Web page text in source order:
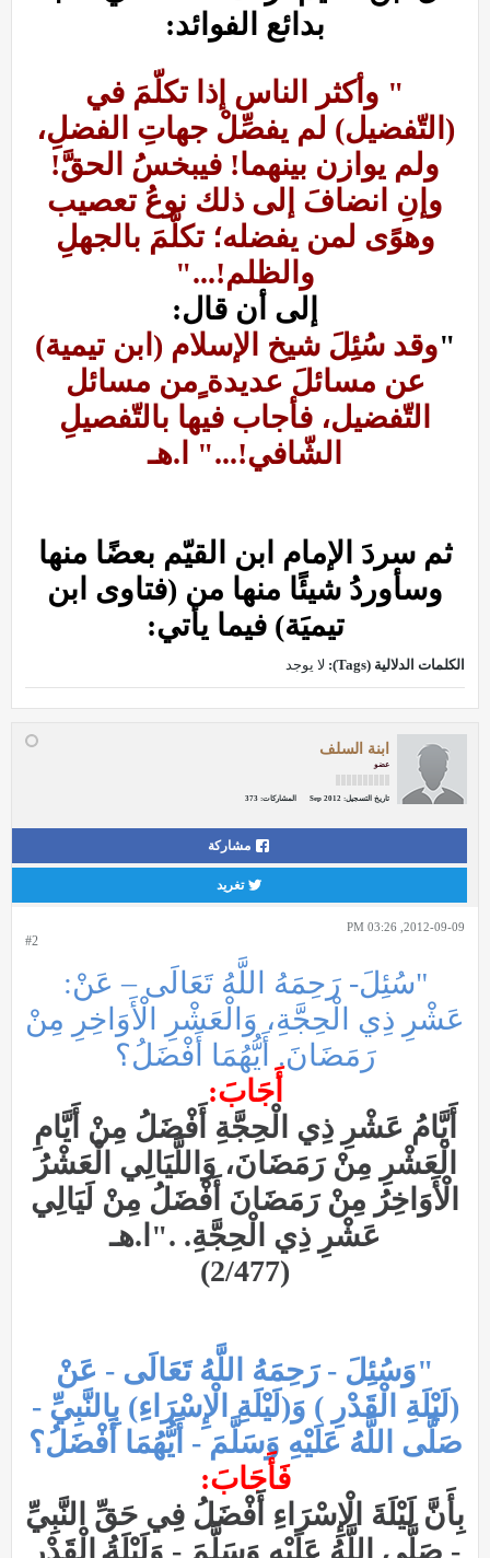
بدائع الفوائد:
" وأكثر الناس إذا تكلّمَ في
(التّفضيل) لم يفصِّلْ جهاتِ الفضلِ،
ولم يوازن بينهما! فيبخسُ الحقَّ!
وإنِ انضافَ إلى ذلك نوعُ تعصيب
وهوًى لمن يفضله؛ تكلَّمَ بالجهلِ
والظلم!..."
إلى أن قال:
"وقد سُئِلَ شيخ الإسلام (ابن تيمية)
عن مسائلَ عديدة ٍمن مسائل
التّفضيل، فأجاب فيها بالتّفصيلِ
الشّافي!..." ا.هـ
ثم سردَ الإمام ابن القيّم بعضًا منها
وسأوردُ شيئًا منها من (فتاوى ابن
تيميَة) فيما يأتي:
الكلمات الدلالية (Tags): لا يوجد
ابنة السلف
عضو
تاريخ التسجيل: Sep 2012 المشاركات: 373
مشاركة
تغريد
#2
2012-09-09, 03:26 PM
"سُئِلَ- رَحِمَهُ اللَّهُ تَعَالَى – عَنْ:
عَشْرِ ذِي الْحِجَّةِ، وَالْعَشْرِ الْأَوَاخِرِ مِنْ
رَمَضَانَ. أَيُّهُمَا أَفْضَلُ؟
أَجَابَ:
أَيَّامُ عَشْرِ ذِي الْحِجَّةِ أَفْضَلُ مِنْ أَيَّامِ
الْعَشْرِ مِنْ رَمَضَانَ، وَاللَّيَالِي الْعَشْرُ
الْأَوَاخِرُ مِنْ رَمَضَانَ أَفْضَلُ مِنْ لَيَالِي
عَشْرِ ذِي الْحِجَّةِ. ."ا.هـ
(2/477)
"وَسُئِلَ - رَحِمَهُ اللَّهُ تَعَالَى - عَنْ
(لَيْلَةِ الْقَدْرِ ) وَ(لَيْلَةِ الْإِسْرَاءِ) بِالنَّبِيِّ -
صَلَّى اللَّهُ عَلَيْهِ وَسَلَّمَ - أَيُّهُمَا أَفْضَلُ؟
فَأَجَابَ:
بِأَنَّ لَيْلَةَ الْإِسْرَاءِ أَفْضَلُ فِي حَقِّ النَّبِيِّ